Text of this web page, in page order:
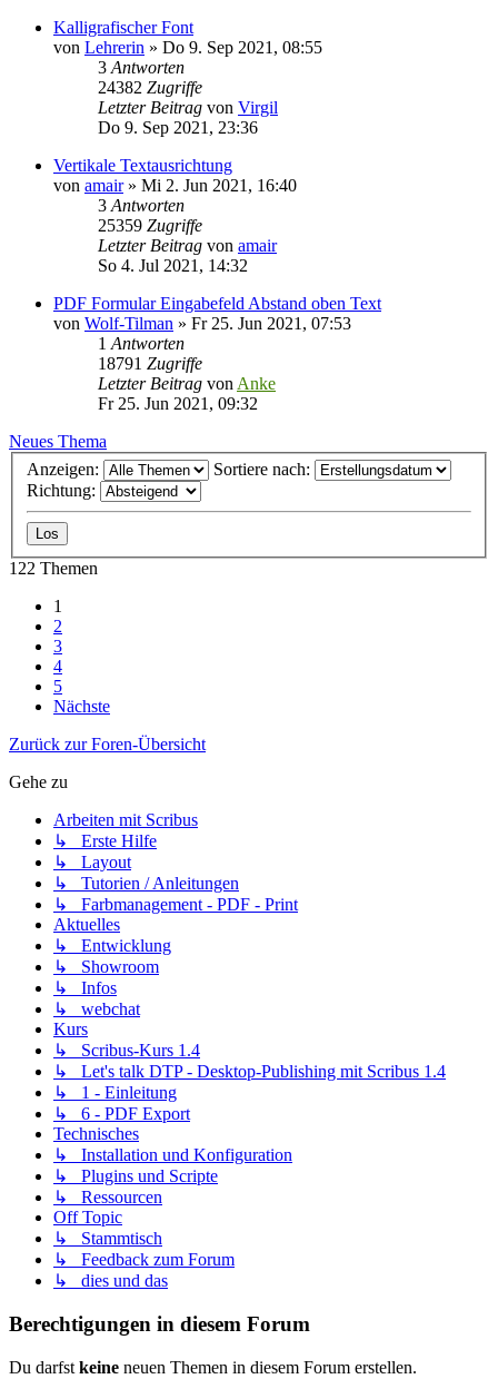
Kalligrafischer Font
von Lehrerin » Do 9. Sep 2021, 08:55
3 Antworten
24382 Zugriffe
Letzter Beitrag von Virgil
Do 9. Sep 2021, 23:36
Vertikale Textausrichtung
von amair» Mi 2. Jun 2021, 16:40
3 Antworten
25359 Zugriffe
Letzter Beitrag von amair
So 4. Jul 2021, 14:32
PDF Formular Eingabefeld Abstand oben Text
von Wolf-Tilman » Fr 25. Jun 2021, 07:53
1 Antworten
18791 Zugriffe
Letzter Beitrag von Anke
Fr 25. Jun 2021, 09:32
Neues Thema
Anzeigen:
Sortiere nach:
Richtung:
122 Themen
1
2
3
4
5
Nächste
Zurück zur Foren-Übersicht
Gehe zu
Arbeiten mit Scribus
↳ Erste Hilfe
↳ Layout
↳ Tutorien / Anleitungen
↳ Farbmanagement - PDF - Print
Aktuelles
↳ Entwicklung
↳ Showroom
↳ Infos
↳ webchat
Kurs
↳ Scribus-Kurs 1.4
↳ Let's talk DTP - Desktop-Publishing mit Scribus 1.4
↳ 1 - Einleitung
↳ 6 - PDF Export
Technisches
↳ Installation und Konfiguration
↳ Plugins und Scripte
↳ Ressourcen
Off Topic
↳ Stammtisch
↳ Feedback zum Forum
↳ dies und das
Berechtigungen in diesem Forum
Du darfst keine neuen Themen in diesem Forum erstellen.